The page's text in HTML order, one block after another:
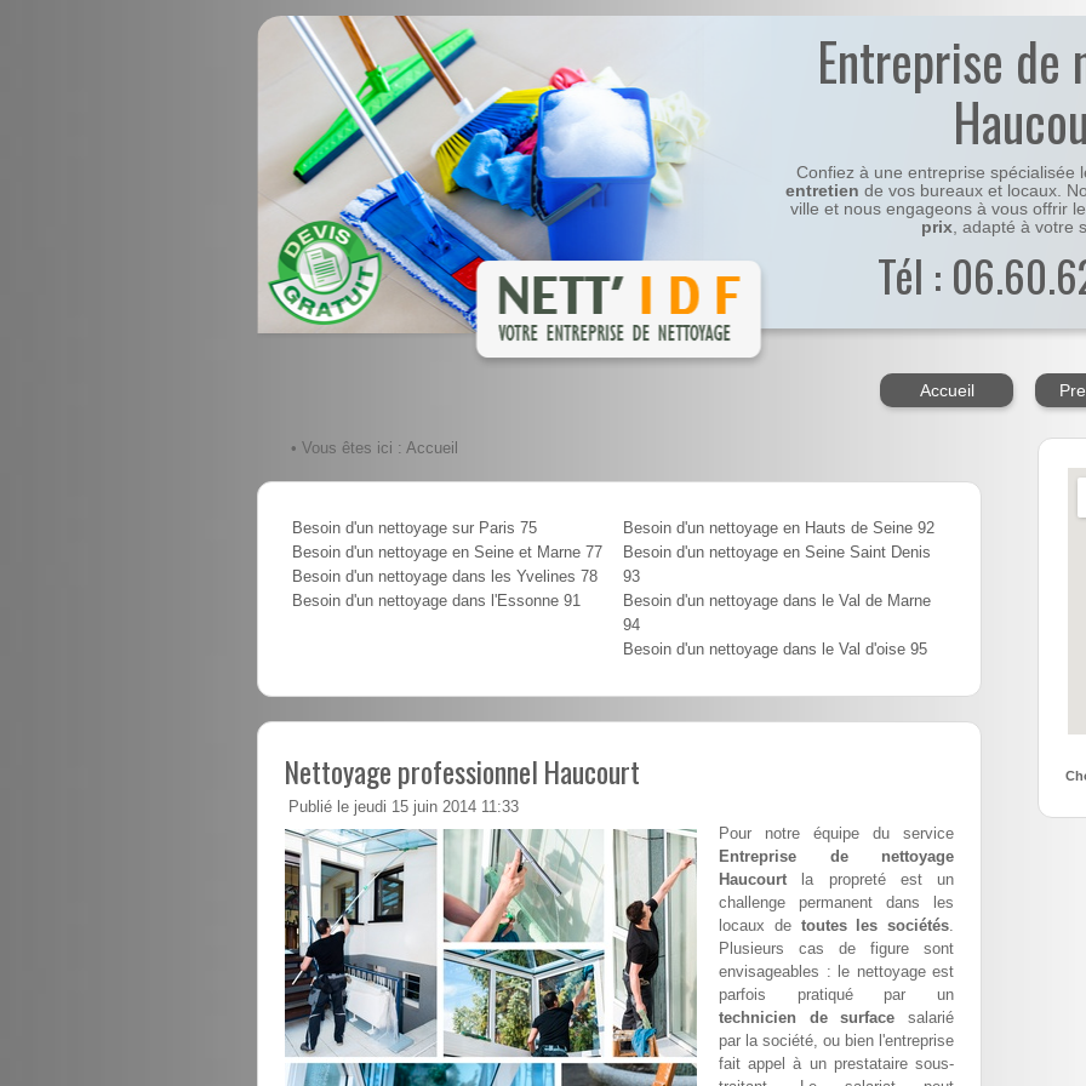
Entreprise de
Confiez à une entreprise spécialisée
entretien de vos bureaux et locaux.
ville et nous engageons à vous offrir le
prix, adapté à votre
Tél :
Accueil
• Vous êtes ici : Accueil
Besoin d'un nettoyage sur Paris 75
Besoin d'un nettoyage en Seine et Marne 77
Besoin d'un nettoyage dans les Yvelines 78
Besoin d'un nettoyage dans l'Essonne 91
Besoin d'un nettoyage en Hauts de Seine 92
Besoin d'un nettoyage en Seine Saint Denis
93
Besoin d'un nettoyage dans le Val de Marne
94
Besoin d'un nettoyage dans le Val d'oise 95
Nettoyage professionnel Haucourt
Publié le jeudi 15 juin 2014 11:33
Pour notre équipe du service
Entreprise de nettoyage
Haucourt la propreté est un
challenge permanent dans les
locaux de toutes les sociétés.
Plusieurs cas de figure sont
envisageables : le nettoyage est
parfois pratiqué par un
technicien de surface salarié
par la société, ou bien l'entreprise
fait appel à un prestataire sous-